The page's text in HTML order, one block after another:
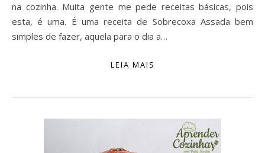
na cozinha. Muita gente me pede receitas básicas, pois
esta, é uma. É uma receita de Sobrecoxa Assada bem
simples de fazer, aquela para o dia a…
LEIA MAIS